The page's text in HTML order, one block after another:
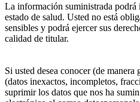
La información suministrada podrá
estado de salud. Usted no está
sensibles y podrá ejercer sus
calidad de titular.
Si usted desea conocer (de
(datos inexactos, incompletos,
suprimir los datos que nos ha